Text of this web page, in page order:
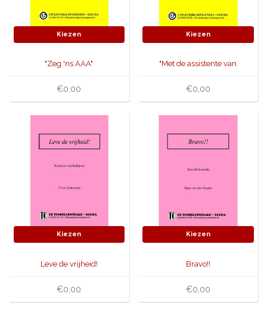
Kiezen
"Zeg 'ns AAA"
€0,00
Kiezen
"Met de assistente van
€0,00
Kiezen
Leve de vrijheid!
€0,00
Kiezen
Bravo!!
€0,00